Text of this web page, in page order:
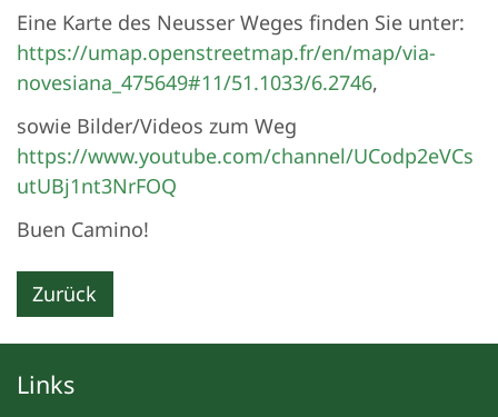
Eine Karte des Neusser Weges finden Sie unter:
https://umap.openstreetmap.fr/en/map/via-
novesiana_475649#11/51.1033/6.2746,
sowie Bilder/Videos zum Weg
https://www.youtube.com/channel/UCodp2eVCs
utUBj1nt3NrFOQ
Buen Camino!
Zurück
Links